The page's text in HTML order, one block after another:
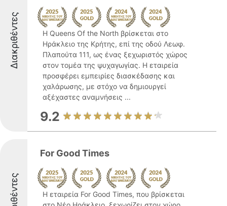
Διακριθέντες
Η Queens Of the North βρίσκεται στο
Ηράκλειο της Κρήτης, επί της οδού Λεωφ.
Πλαπούτα 111, ως ένας ξεχωριστός χώρος
στον τομέα της ψυχαγωγίας. Η εταιρεία
προσφέρει εμπειρίες διασκέδασης και
χαλάρωσης, με στόχο να δημιουργεί
αξέχαστες αναμνήσεις ...
9.2
For Good Times
Η εταιρεία For Good Times, που βρίσκεται